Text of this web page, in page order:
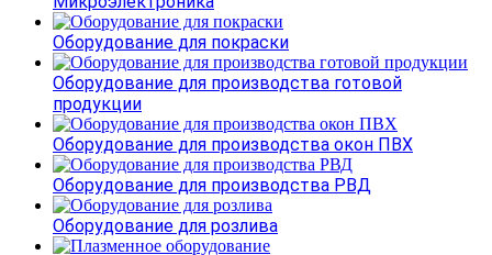
Оборудование для покраски
Оборудование для производства готовой
продукции
Оборудование для производства окон ПВХ
Оборудование для производства РВД
Оборудование для розлива